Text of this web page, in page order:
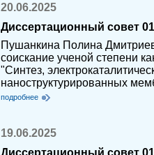
20.06.2025
Диссертационный совет
Пушанкина Полина
соискание ученой степени
"Синтез,
наноструктурированных
подробнее
19.06.2025
Диссертационный совет